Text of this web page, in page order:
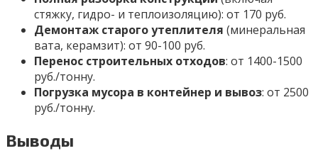
стяжку, гидро- и теплоизоляцию): от 170 руб.
Демонтаж старого утеплителя (минеральная
вата, керамзит): от 90-100 руб.
Перенос строительных отходов: от 1400-1500
руб./тонну.
Погрузка мусора в контейнер и вывоз: от 2500
руб./тонну.
Выводы